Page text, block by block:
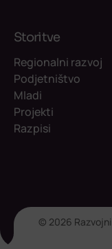
Storitve
Regionalni razvoj
Podjetništvo
Mladi
Projekti
Razpisi
© 2026